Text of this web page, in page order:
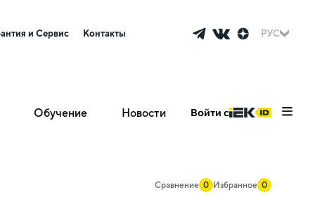
и Сервис Контакты РУС
Обучение Новости Войти с
Сравнение 0 Избранное 0